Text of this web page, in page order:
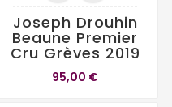
Joseph Drouhin
Beaune Premier
Cru Grèves 2019
95,00 €